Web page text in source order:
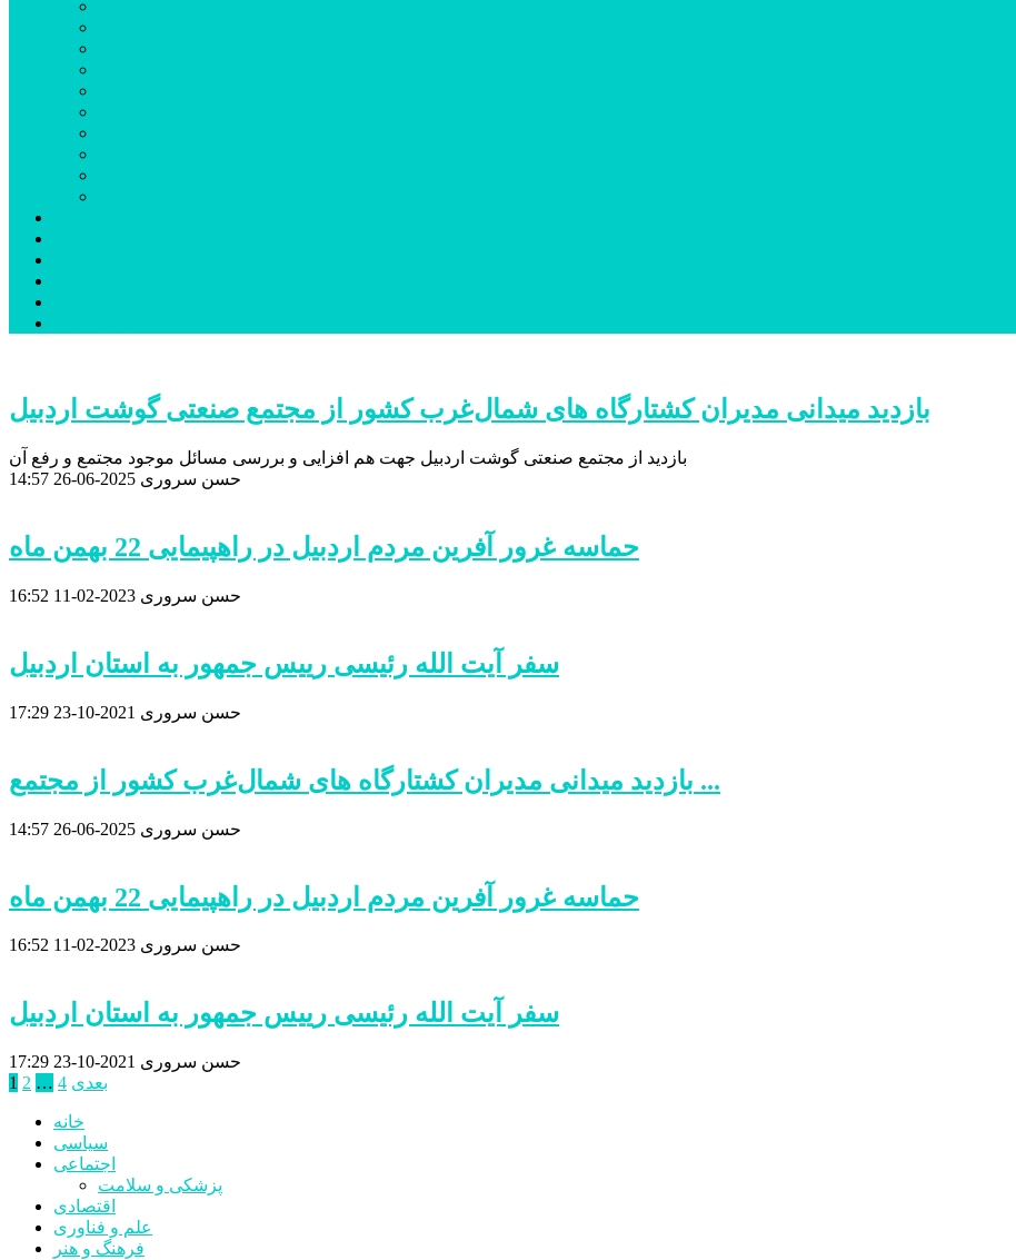
بازدید میدانی مدیران کشتارگاه های شمال‌غرب کشور از مجتمع صنعتی گوشت اردبیل
بازدید از مجتمع صنعتی گوشت اردبیل جهت هم افزایی و بررسی مسائل موجود مجتمع و رفع آن
حسن سروری 2025-06-26
14:57
حماسه غرور آفرین مردم اردبیل در راهپیمایی 22 بهمن ماه
حسن سروری 2023-02-11
16:52
سفر آیت الله رئیسی رییس جمهور به استان اردبیل
حسن سروری 2021-10-23
17:29
بازدید میدانی مدیران کشتارگاه های شمال‌غرب کشور از مجتمع ...
حسن سروری 2025-06-26
14:57
حماسه غرور آفرین مردم اردبیل در راهپیمایی 22 بهمن ماه
حسن سروری 2023-02-11
16:52
سفر آیت الله رئیسی رییس جمهور به استان اردبیل
حسن سروری 2021-10-23
17:29
صفحه‌بندی
نوشته‌ها
1 2 … 4 بعدی
خانه
سیاسی
اجتماعی
پزشکی و سلامت
اقتصادی
علم و فناوری
فرهنگ و هنر